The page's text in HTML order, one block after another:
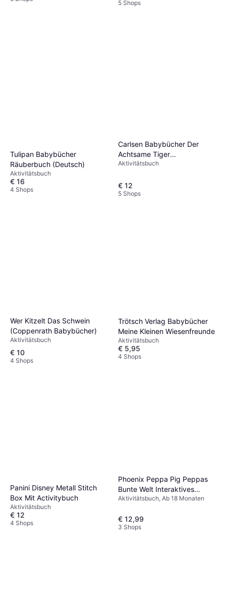
5 Shops
Tulipan Babybücher
Räuberbuch (Deutsch)
Aktivitätsbuch
€ 16
4 Shops
Carlsen Babybücher Der
Achtsame Tiger
(Pappbilderbuchausgabe) -
2026)
Aktivitätsbuch
€ 12
5 Shops
Wer Kitzelt Das Schwein
(Coppenrath Babybücher)
Aktivitätsbuch
€ 10
4 Shops
Trötsch Verlag Babybücher
Meine Kleinen Wiesenfreunde
Aktivitätsbuch
€ 5,95
4 Shops
Panini Disney Metall Stitch
Box Mit Activitybuch
Aktivitätsbuch
€ 12
4 Shops
Phoenix Peppa Pig Peppas
Bunte Welt Interaktives
Pappbilderbuch
Aktivitätsbuch, Ab 18 Monaten
€ 12,99
3 Shops